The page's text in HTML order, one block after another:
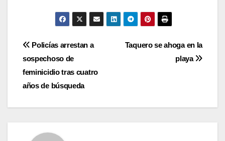
Navegación
de
entradas
Taquero se ahoga en la
playa
Policías arrestan a
sospechoso de
feminicidio tras cuatro
años de búsqueda